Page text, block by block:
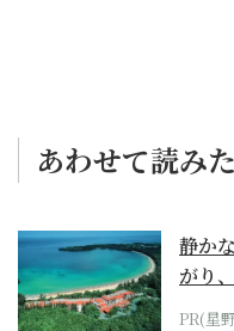
あわせて読み
静か
がり
ホテ
PR(星